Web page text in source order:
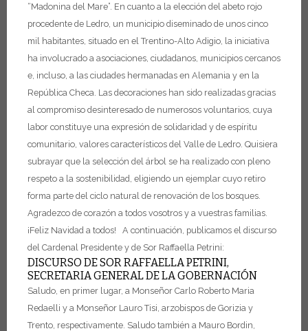
“Madonina del Mare”. En cuanto a la elección del abeto rojo
procedente de Ledro, un municipio diseminado de unos cinco
mil habitantes, situado en el Trentino-Alto Adigio, la iniciativa
ha involucrado a asociaciones, ciudadanos, municipios cercanos
e, incluso, a las ciudades hermanadas en Alemania y en la
República Checa. Las decoraciones han sido realizadas gracias
al compromiso desinteresado de numerosos voluntarios, cuya
labor constituye una expresión de solidaridad y de espíritu
comunitario, valores característicos del Valle de Ledro. Quisiera
subrayar que la selección del árbol se ha realizado con pleno
respeto a la sostenibilidad, eligiendo un ejemplar cuyo retiro
forma parte del ciclo natural de renovación de los bosques.
Agradezco de corazón a todos vosotros y a vuestras familias.
¡Feliz Navidad a todos!
A continuación, publicamos el discurso
del Cardenal Presidente y de Sor Raffaella Petrini:
DISCURSO DE SOR RAFFAELLA PETRINI,
SECRETARIA GENERAL DE LA GOBERNACIÓN
Saludo, en primer lugar, a Monseñor Carlo Roberto Maria
Redaelli y a Monseñor Lauro Tisi, arzobispos de Gorizia y
Trento, respectivamente. Saludo también a Mauro Bordin,